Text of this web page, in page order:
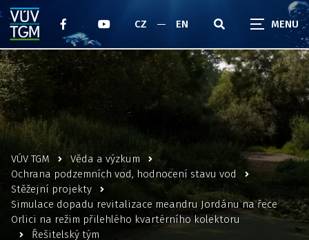
CZ EN
VÚV TGM
Věda a výzkum
Ochrana podzemních vod, hodnocení stavu vod
Stěžejní projekty
Simulace dopadu revitalizace meandru Jordánu na řece
Orlici na režim přilehlého kvartérního kolektoru
Řešitelský tým